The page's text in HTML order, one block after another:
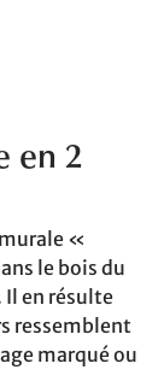
en 2
«
le bois du
en résulte
ressemblent
marqué ou